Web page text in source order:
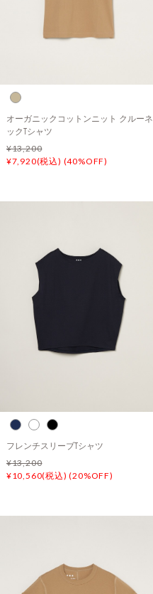
オーガニックコットンニット クルーネ
ックTシャツ
¥13,200
¥7,920(税込) (40%OFF)
フレンチスリーブTシャツ
¥13,200
¥10,560(税込) (20%OFF)